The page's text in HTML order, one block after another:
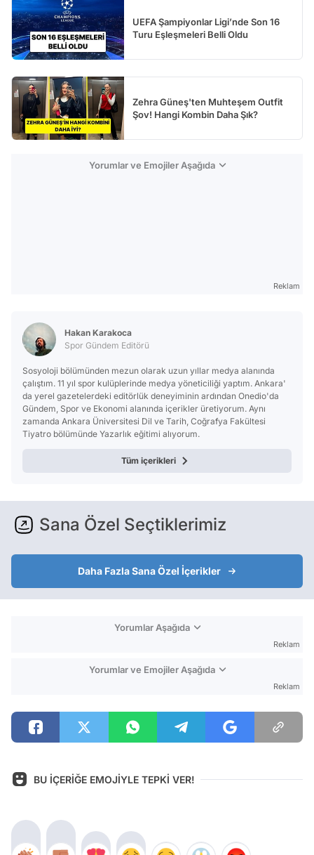
UEFA Şampiyonlar Ligi’nde Son 16
Turu Eşleşmeleri Belli Oldu
Zehra Güneş'ten Muhteşem Outfit
Şov! Hangi Kombin Daha Şık?
Yorumlar ve Emojiler Aşağıda
Reklam
Hakan Karakoca
Spor Gündem Editörü
Sosyoloji bölümünden mezun olarak uzun yıllar medya alanında
çalıştım. 11 yıl spor kulüplerinde medya yöneticiliği yaptım. Ankara'
da yerel gazetelerdeki editörlük deneyiminin ardından Onedio'da
Gündem, Spor ve Ekonomi alanında içerikler üretiyorum. Aynı
zamanda Ankara Üniversitesi Dil ve Tarih, Coğrafya Fakültesi
Tiyatro bölümünde Yazarlık eğitimi alıyorum.
Tüm içerikleri
Sana Özel Seçtiklerimiz
Daha Fazla Sana Özel İçerikler
Yorumlar Aşağıda
Reklam
Yorumlar ve Emojiler Aşağıda
Reklam
BU İÇERİĞE EMOJİYLE TEPKİ VER!